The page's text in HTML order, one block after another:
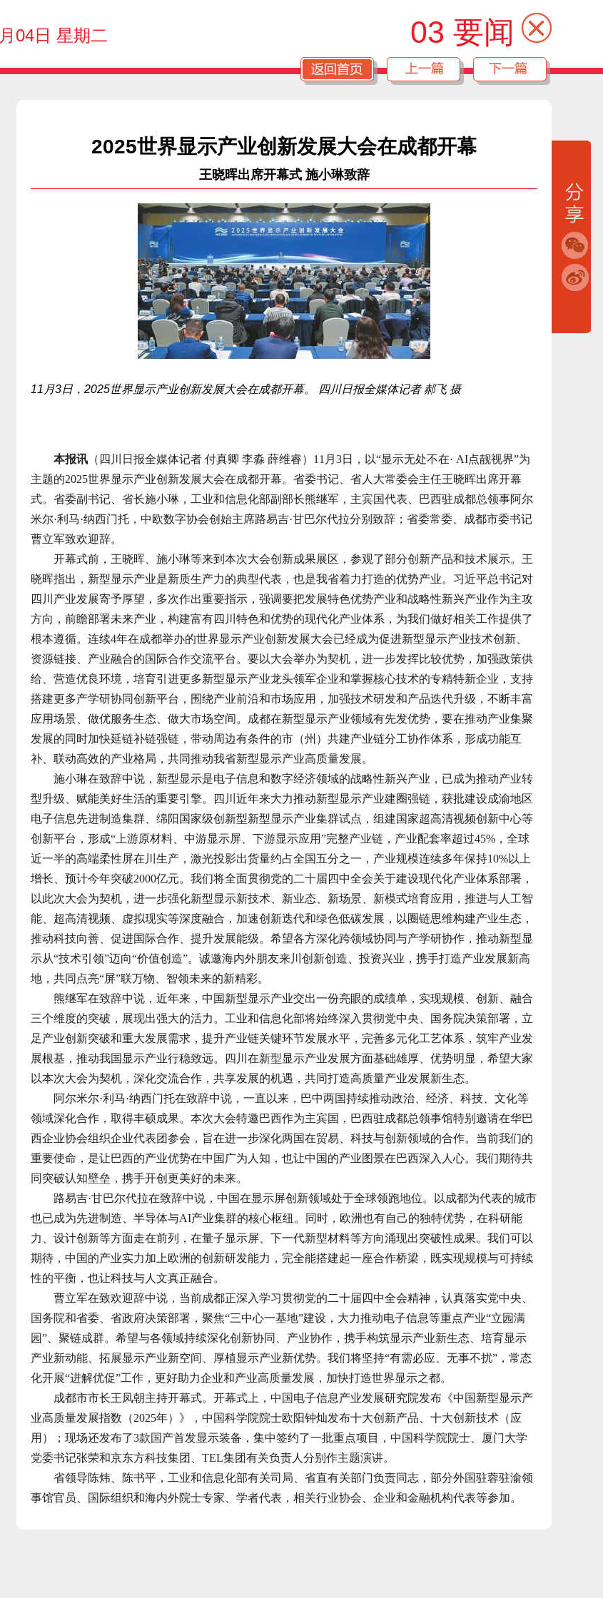
04日 星期二 03 要闻
2025世界显示产业创新发展大会在成都开幕
王晓晖出席开幕式 施小琳致辞
11月3日，2025世界显示产业创新发展大会在成都开幕。 四川日报全媒体记者 郝飞 摄
本报讯 （四川日报全媒体记者 付真卿 李淼 薛维睿）11月3日，以“显示无处不在· AI点靓视界”为
主题的2025世界显示产业创新发展大会在成都开幕。省委书记、省人大常委会主任王晓晖出席开幕
式。省委副书记、省长施小琳，工业和信息化部副部长熊继军，主宾国代表、巴西驻成都总领事阿尔
米尔·利马·纳西门托，中欧数字协会创始主席路易吉·甘巴尔代拉分别致辞；省委常委、成都市委书记
曹立军致欢迎辞。
开幕式前，王晓晖、施小琳等来到本次大会创新成果展区，参观了部分创新产品和技术展示。王
晓晖指出，新型显示产业是新质生产力的典型代表，也是我省着力打造的优势产业。习近平总书记对
四川产业发展寄予厚望，多次作出重要指示，强调要把发展特色优势产业和战略性新兴产业作为主攻
方向，前瞻部署未来产业，构建富有四川特色和优势的现代化产业体系，为我们做好相关工作提供了
根本遵循。连续4年在成都举办的世界显示产业创新发展大会已经成为促进新型显示产业技术创新、
资源链接、产业融合的国际合作交流平台。要以大会举办为契机，进一步发挥比较优势，加强政策供
给、营造优良环境，培育引进更多新型显示产业龙头领军企业和掌握核心技术的专精特新企业，支持
搭建更多产学研协同创新平台，围绕产业前沿和市场应用，加强技术研发和产品迭代升级，不断丰富
应用场景、做优服务生态、做大市场空间。成都在新型显示产业领域有先发优势，要在推动产业集聚
发展的同时加快延链补链强链，带动周边有条件的市（州）共建产业链分工协作体系，形成功能互
补、联动高效的产业格局，共同推动我省新型显示产业高质量发展。
施小琳在致辞中说，新型显示是电子信息和数字经济领域的战略性新兴产业，已成为推动产业转
型升级、赋能美好生活的重要引擎。四川近年来大力推动新型显示产业建圈强链，获批建设成渝地区
电子信息先进制造集群、绵阳国家级创新型新型显示产业集群试点，组建国家超高清视频创新中心等
创新平台，形成“上游原材料、中游显示屏、下游显示应用”完整产业链，产业配套率超过45%，全球
近一半的高端柔性屏在川生产，激光投影出货量约占全国五分之一，产业规模连续多年保持10%以上
增长、预计今年突破2000亿元。我们将全面贯彻党的二十届四中全会关于建设现代化产业体系部署，
以此次大会为契机，进一步强化新型显示新技术、新业态、新场景、新模式培育应用，推进与人工智
能、超高清视频、虚拟现实等深度融合，加速创新迭代和绿色低碳发展，以圈链思维构建产业生态，
推动科技向善、促进国际合作、提升发展能级。希望各方深化跨领域协同与产学研协作，推动新型显
示从“技术引领”迈向“价值创造”。诚邀海内外朋友来川创新创造、投资兴业，携手打造产业发展新高
地，共同点亮“屏”联万物、智领未来的新精彩。
熊继军在致辞中说，近年来，中国新型显示产业交出一份亮眼的成绩单，实现规模、创新、融合
三个维度的突破，展现出强大的活力。工业和信息化部将始终深入贯彻党中央、国务院决策部署，立
足产业创新突破和重大发展需求，提升产业链关键环节发展水平，完善多元化工艺体系，筑牢产业发
展根基，推动我国显示产业行稳致远。四川在新型显示产业发展方面基础雄厚、优势明显，希望大家
以本次大会为契机，深化交流合作，共享发展的机遇，共同打造高质量产业发展新生态。
阿尔米尔·利马·纳西门托在致辞中说，一直以来，巴中两国持续推动政治、经济、科技、文化等
领域深化合作，取得丰硕成果。本次大会特邀巴西作为主宾国，巴西驻成都总领事馆特别邀请在华巴
西企业协会组织企业代表团参会，旨在进一步深化两国在贸易、科技与创新领域的合作。当前我们的
重要使命，是让巴西的产业优势在中国广为人知，也让中国的产业图景在巴西深入人心。我们期待共
同突破认知壁垒，携手开创更美好的未来。
路易吉·甘巴尔代拉在致辞中说，中国在显示屏创新领域处于全球领跑地位。以成都为代表的城市
也已成为先进制造、半导体与AI产业集群的核心枢纽。同时，欧洲也有自己的独特优势，在科研能
力、设计创新等方面走在前列，在量子显示屏、下一代新型材料等方向涌现出突破性成果。我们可以
期待，中国的产业实力加上欧洲的创新研发能力，完全能搭建起一座合作桥梁，既实现规模与可持续
性的平衡，也让科技与人文真正融合。
曹立军在致欢迎辞中说，当前成都正深入学习贯彻党的二十届四中全会精神，认真落实党中央、
国务院和省委、省政府决策部署，聚焦“三中心一基地”建设，大力推动电子信息等重点产业“立园满
园”、聚链成群。希望与各领域持续深化创新协同、产业协作，携手构筑显示产业新生态、培育显示
产业新动能、拓展显示产业新空间、厚植显示产业新优势。我们将坚持“有需必应、无事不扰”，常态
化开展“进解优促”工作，更好助力企业和产业高质量发展，加快打造世界显示之都。
成都市市长王凤朝主持开幕式。开幕式上，中国电子信息产业发展研究院发布《中国新型显示产
业高质量发展指数（2025年）》，中国科学院院士欧阳钟灿发布十大创新产品、十大创新技术（应
用）；现场还发布了3款国产首发显示装备，集中签约了一批重点项目，中国科学院院士、厦门大学
党委书记张荣和京东方科技集团、TEL集团有关负责人分别作主题演讲。
省领导陈炜、陈书平，工业和信息化部有关司局、省直有关部门负责同志，部分外国驻蓉驻渝领
事馆官员、国际组织和海内外院士专家、学者代表，相关行业协会、企业和金融机构代表等参加。